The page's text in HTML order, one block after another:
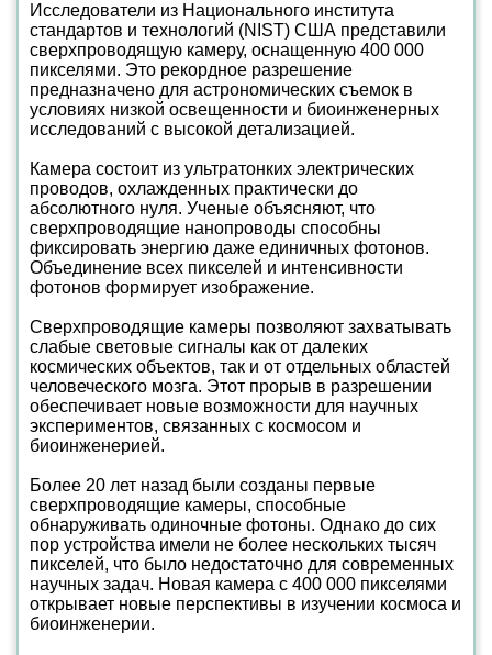
Исследователи из Национального института
стандартов и технологий (NIST) США представили
сверхпроводящую камеру, оснащенную 400 000
пикселями. Это рекордное разрешение
предназначено для астрономических съемок в
условиях низкой освещенности и биоинженерных
исследований с высокой детализацией.
Камера состоит из ультратонких электрических
проводов, охлажденных практически до
абсолютного нуля. Ученые объясняют, что
сверхпроводящие нанопроводы способны
фиксировать энергию даже единичных фотонов.
Объединение всех пикселей и интенсивности
фотонов формирует изображение.
Сверхпроводящие камеры позволяют захватывать
слабые световые сигналы как от далеких
космических объектов, так и от отдельных областей
человеческого мозга. Этот прорыв в разрешении
обеспечивает новые возможности для научных
экспериментов, связанных с космосом и
биоинженерией.
Более 20 лет назад были созданы первые
сверхпроводящие камеры, способные
обнаруживать одиночные фотоны. Однако до сих
пор устройства имели не более нескольких тысяч
пикселей, что было недостаточно для современных
научных задач. Новая камера с 400 000 пикселями
открывает новые перспективы в изучении космоса и
биоинженерии.